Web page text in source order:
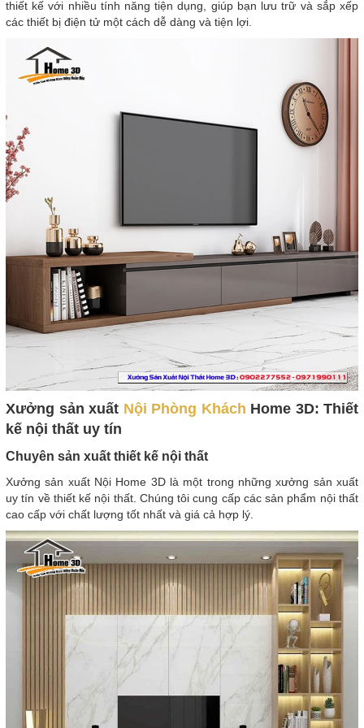
thiết kế với nhiều tính năng tiện dụng, giúp bạn lưu trữ và sắp xếp
các thiết bị điện tử một cách dễ dàng và tiện lợi.
Xưởng sản xuất Nội Phòng Khách Home 3D: Thiết
kế nội thất uy tín
Chuyên sản xuất thiết kế nội thất
Xưởng sản xuất Nội Home 3D là một trong những xưởng sản xuất
uy tín về thiết kế nội thất. Chúng tôi cung cấp các sản phẩm nội thất
cao cấp với chất lượng tốt nhất và giá cả hợp lý.